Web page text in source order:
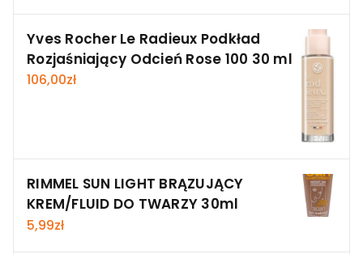
Yves Rocher Le Radieux Podkład
Rozjaśniający Odcień Rose 100 30 ml
106,00zł
RIMMEL SUN LIGHT BRĄZUJĄCY
KREM/FLUID DO TWARZY 30ml
5,99zł